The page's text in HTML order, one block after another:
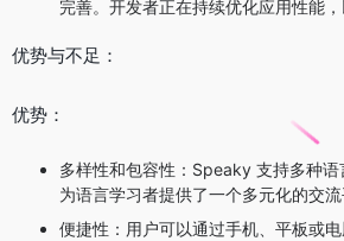
完善。开发者正在持续优化应用性能，
优势与不足：
优势：
多样性和包容性：Speaky 支持多种语
为语言学习者提供了一个多元化的交流
便捷性：用户可以通过手机、平板或